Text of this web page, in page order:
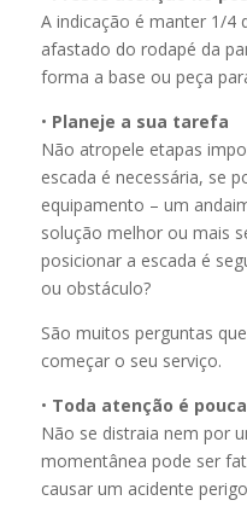
A indicação é manter 1/4
afastado do rodapé da
forma a base ou peça
• Planeje a sua tarefa
Não atropele etapas
escada é necessária, se
equipamento – um
solução melhor ou mais
posicionar a escada é
ou obstáculo?
São muitos perguntas
começar o seu serviço.
• Toda atenção é pouca
Não se distraia nem por
momentânea pode ser
causar um acidente